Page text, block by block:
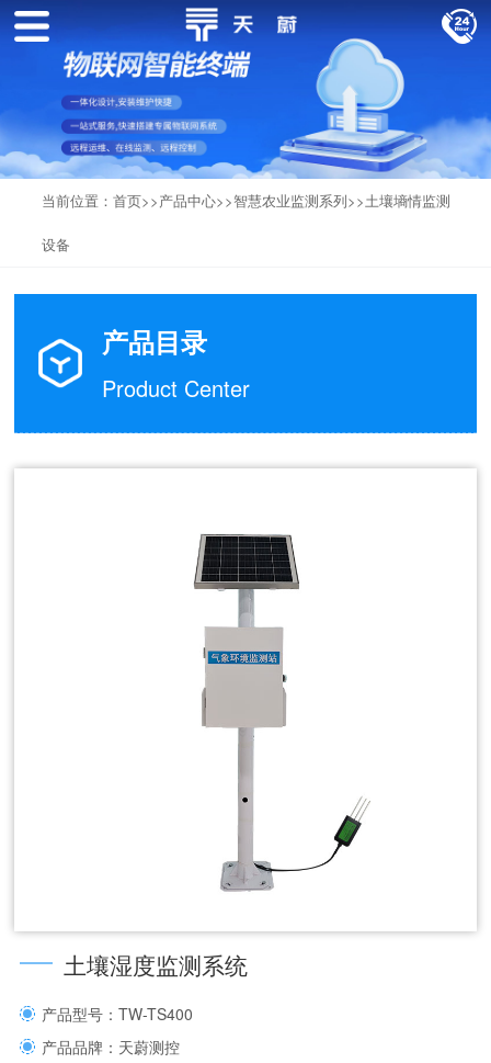
当前位置： 首页>>产品中心>>智慧农业监测系列>>土壤墒情监测
设备
产品目录
Product Center
土壤湿度监测系统
产品型号：TW-TS400
产品品牌：天蔚测控